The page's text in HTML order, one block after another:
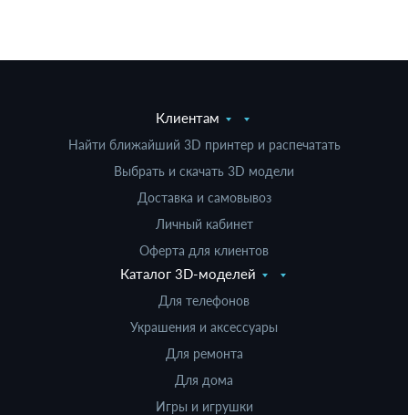
Клиентам
Найти ближайший 3D принтер и распечатать
Выбрать и скачать 3D модели
Доставка и самовывоз
Личный кабинет
Оферта для клиентов
Каталог 3D-моделей
Для телефонов
Украшения и аксессуары
Для ремонта
Для дома
Игры и игрушки